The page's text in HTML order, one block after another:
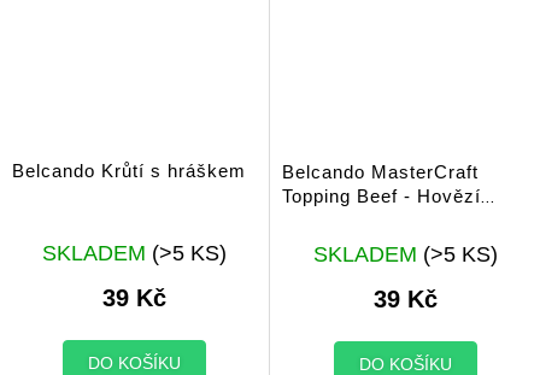
Belcando Krůtí s hráškem
SKLADEM (>5 KS)
39 Kč
DO KOŠÍKU
Belcando MasterCraft
Topping Beef - Hovězí
SKLADEM (>5 KS)
39 Kč
DO KOŠÍKU